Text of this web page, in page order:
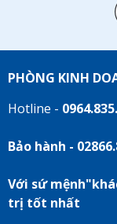
PHÒNG KINH
Hotline -
Bảo hành -
Với sứ
trị tốt nhất